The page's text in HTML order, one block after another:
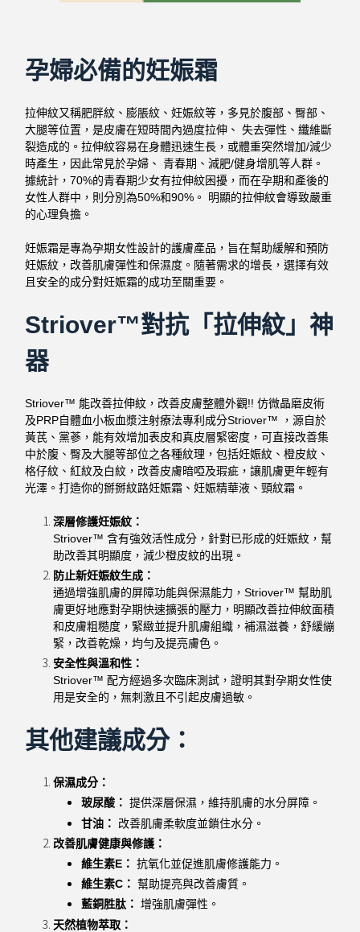
孕婦必備的妊娠霜
拉伸紋又稱肥胖紋、膨脹紋、妊娠紋等，多見於腹部、臀部、
大腿等位置，是皮膚在短時間內過度拉伸、 失去彈性、纖維斷
裂造成的。拉伸紋容易在身體迅速生長，或體重突然增加/減少
時產生，因此常見於孕婦、 青春期、減肥/健身增肌等人群。
據統計，70%的青春期少女有拉伸紋困擾，而在孕期和產後的
女性人群中，則分別為50%和90%。 明顯的拉伸紋會導致嚴重
的心理負擔。
妊娠霜是專為孕期女性設計的護膚產品，旨在幫助緩解和預防
妊娠紋，改善肌膚彈性和保濕度。隨著需求的增長，選擇有效
且安全的成分對妊娠霜的成功至關重要。
Striover™對抗「拉伸紋」神
器
Striover™ 能改善拉伸紋，改善皮膚整體外觀!!仿微晶磨皮術
及PRP自體血小板血漿注射療法專利成分Striover™ ，源自於
黃芪、黨蔘，能有效增加表皮和真皮層緊密度，可直接改善集
中於腹、臀及大腿等部位之各種紋理，包括妊娠紋、橙皮紋、
格仔紋、紅紋及白紋，改善皮膚暗啞及瑕疵，讓肌膚更年輕有
光澤。打造你的掰掰紋路妊娠霜、妊娠精華液、頸紋霜。
深層修護妊娠紋：
Striover™ 含有強效活性成分，針對已形成的妊娠紋，幫
助改善其明顯度，減少橙皮紋的出現。
防止新妊娠紋生成：
通過增強肌膚的屏障功能與保濕能力，Striover™ 幫助肌
膚更好地應對孕期快速擴張的壓力，明顯改善拉伸紋面積
和皮膚粗糙度，緊緻並提升肌膚組織，補濕滋養，舒緩繃
緊，改善乾燥，均勻及提亮膚色。
安全性與溫和性：
Striover™ 配方經過多次臨床測試，證明其對孕期女性使
用是安全的，無刺激且不引起皮膚過敏。
其他建議成分：
保濕成分：
玻尿酸： 提供深層保濕，維持肌膚的水分屏障。
甘油：
改善肌膚柔軟度並鎖住水分。
改善肌膚健康與修護：
維生素E： 抗氧化並促進肌膚修護能力。
維生素C： 幫助提亮與改善膚質。
藍銅胜肽： 增強肌膚彈性。
天然植物萃取：